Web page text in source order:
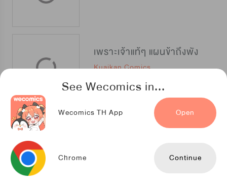
See Wecomics in...
Wecomics TH App Open
Chrome Continue
เพราะเจ้าแท้ๆ แผนข้าถึงพัง
Kuaikan Comics
เมื่อรักหวนกลับคืน